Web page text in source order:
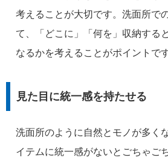
考えることが大切です。洗面所で
て、「どこに」「何を」収納する
なるかを考えることがポイントです
見た目に統一感を持たせる
洗面所のように自然とモノが多く
イテムに統一感がないとごちゃご